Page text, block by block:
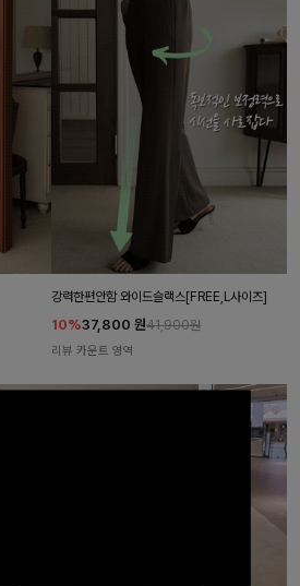
강력한편안함 와이드슬랙스[FREE,L사이즈]
10%37,800 원41,900원
리뷰 카운트 영역